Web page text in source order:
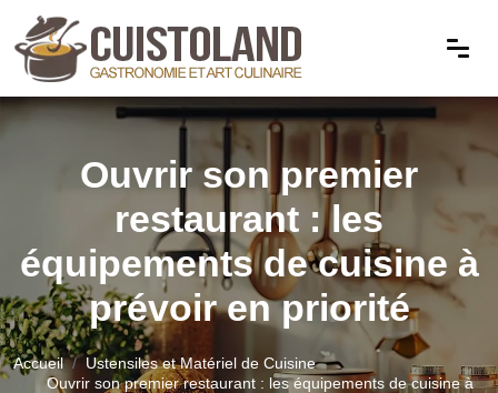
Ouvrir son premier
restaurant : les
équipements de cuisine à
prévoir en priorité
Accueil
Ustensiles et Matériel de Cuisine
Ouvrir son premier restaurant : les équipements de cuisine à